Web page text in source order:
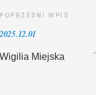
POPRZEDNI WPIS
2025.12.01
Wigilia Miejska